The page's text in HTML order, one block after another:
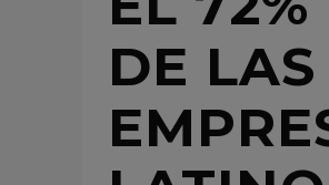
DE LAS